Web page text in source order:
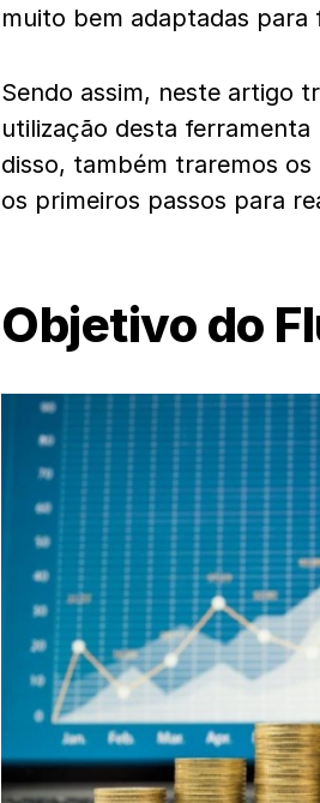
muito bem adaptadas para
Sendo assim, neste artigo
utilização desta
disso, também traremos
os primeiros passos para
Objetivo do